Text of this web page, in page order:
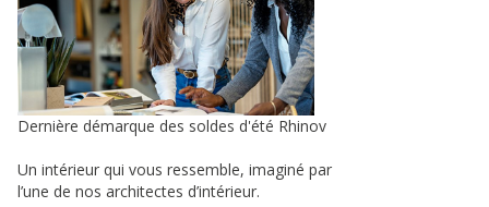
Dernière démarque des soldes d'été Rhinov
Un intérieur qui vous ressemble, imaginé par
l’une de nos architectes d’intérieur.